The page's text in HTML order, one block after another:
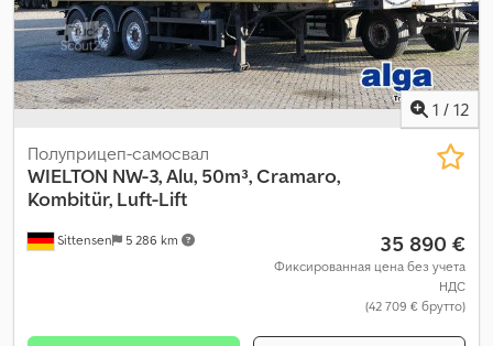
1 / 12
Sittensen 5 286 km
Полуприцеп-самосвал
WIELTON NW-3, Alu, 50m³, Cramaro,
Kombitür, Luft-Lift
35 890 €
Фиксированная цена без учета
НДС
(42 709 € брутто)